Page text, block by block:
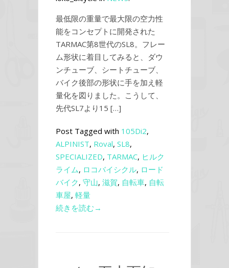
最低限の重量で最大限の空力性
能をコンセプトに開発された
TARMAC第8世代のSL8。フレー
ム形状に着目してみると、ダウ
ンチューブ、シートチューブ、
バイク後部の形状に手を加え軽
量化を図りました。こうして、
先代SL7より15 […]
Post Tagged with 105Di2,
ALPINIST, Roval, SL8,
SPECIALIZED, TARMAC, ヒルク
ライム, ロコバイシクル, ロード
バイク, 守山, 滋賀, 自転車, 自転
車屋, 軽量
続きを読む→